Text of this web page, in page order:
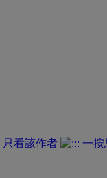
只看該作者